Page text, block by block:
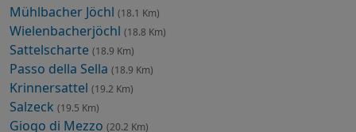
Mühlbacher Jöchl (18.1 Km)
Wielenbacherjöchl (18.8 Km)
Sattelscharte (18.9 Km)
Passo della Sella (18.9 Km)
Krinnersattel (19.2 Km)
Salzeck (19.5 Km)
Giogo di Mezzo (20.2 Km)